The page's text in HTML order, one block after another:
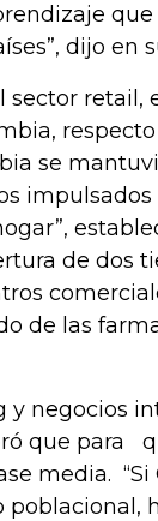
dijo en
retail,
se
impulsados
de dos
de las
negocios
que para
media. “Si